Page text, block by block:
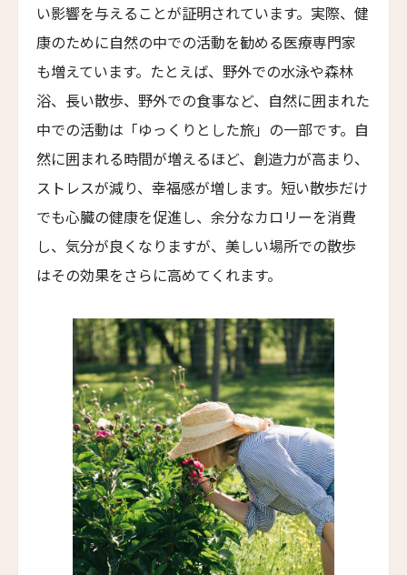
ホテル・サルタス
Hotel Saltus
バディア・ディ・ポマイオ
Badia di Pomaio
ガルドゥ・ホテル&スパ
Gáldu Hotel & Spa
マウント クック レイクサイド リトリート
ザ・イン・アット・ランチョ・サンタ・フェ
The Grayson Miami
ヒストリック・ロッキー・ウォーターズ・イン
Historic Rocky Waters Inn
エリート・スプリング・ヴィラズ
Elite Spring Villas
レヴィヴォ・ウェルネス・リゾート
Revivo Wellness Resort
シリ・サラ プライベート・ヴィラ
Siri Sala Private Thai Villa
い影響を与えることが証明されています。実際、健
康のために自然の中での活動を勧める医療専門家
も増えています。たとえば、野外での水泳や森林
浴、長い散歩、野外での食事など、自然に囲まれた
中での活動は「ゆっくりとした旅」の一部です。自
然に囲まれる時間が増えるほど、創造力が高まり、
ストレスが減り、幸福感が増します。短い散歩だけ
でも心臓の健康を促進し、余分なカロリーを消費
し、気分が良くなりますが、美しい場所での散歩
はその効果をさらに高めてくれます。
ニュースレター登録
名前（ローマ字）*